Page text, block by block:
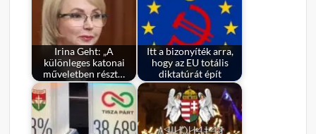
Irina Geht: „A
különleges katonai
műveletben részt…
Itt a bizonyíték arra,
hogy az EU totális
diktatúrát épít